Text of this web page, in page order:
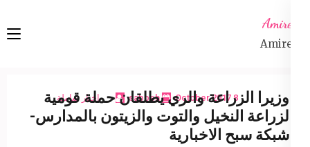
content
Amireta
Amireta
8 October 2017
sabbeh اخبار شاملة
وزيرا الزراعة والري يطلقان حملة قومية
لزراعة النخيل والتوت والزيتون بالمدارس-
شبكة سبح الاخبارية